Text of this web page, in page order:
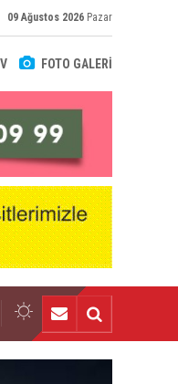
09 Ağustos 2026 Pazar
FOTO GALERİ